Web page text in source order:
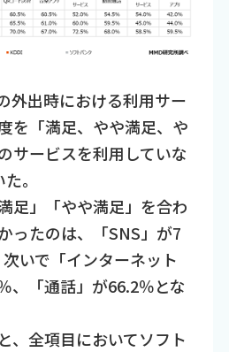
外出時における利用サー
を「満足、やや満足、や
サービスを利用していな
。
足」「やや満足」を合わ
ったのは、「SNS」が7
いで「インターネット
、「通話」が66.2％とな
、全項目においてソフト